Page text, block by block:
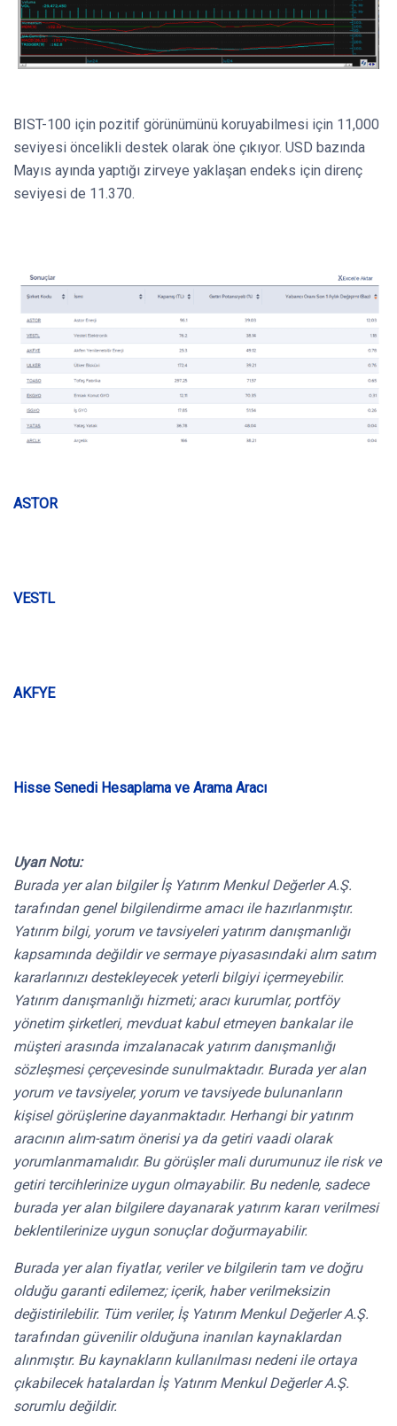
BIST-100 için pozitif görünümünü koruyabilmesi için 11,000
seviyesi öncelikli destek olarak öne çıkıyor. USD bazında
Mayıs ayında yaptığı zirveye yaklaşan endeks için direnç
seviyesi de 11.370.
ASTOR
VESTL
AKFYE
Hisse Senedi Hesaplama ve Arama Aracı
Uyarı Notu:
Burada yer alan bilgiler İş Yatırım Menkul Değerler A.Ş.
tarafından genel bilgilendirme amacı ile hazırlanmıştır.
Yatırım bilgi, yorum ve tavsiyeleri yatırım danışmanlığı
kapsamında değildir ve sermaye piyasasındaki alım satım
kararlarınızı destekleyecek yeterli bilgiyi içermeyebilir.
Yatırım danışmanlığı hizmeti; aracı kurumlar, portföy
yönetim şirketleri, mevduat kabul etmeyen bankalar ile
müşteri arasında imzalanacak yatırım danışmanlığı
sözleşmesi çerçevesinde sunulmaktadır. Burada yer alan
yorum ve tavsiyeler, yorum ve tavsiyede bulunanların
kişisel görüşlerine dayanmaktadır. Herhangi bir yatırım
aracının alım-satım önerisi ya da getiri vaadi olarak
yorumlanmamalıdır. Bu görüşler mali durumunuz ile risk ve
getiri tercihlerinize uygun olmayabilir. Bu nedenle, sadece
burada yer alan bilgilere dayanarak yatırım kararı verilmesi
beklentilerinize uygun sonuçlar doğurmayabilir.
Burada yer alan fiyatlar, veriler ve bilgilerin tam ve doğru
olduğu garanti edilemez; içerik, haber verilmeksizin
değistirilebilir. Tüm veriler, İş Yatırım Menkul Değerler A.Ş.
tarafından güvenilir olduğuna inanılan kaynaklardan
alınmıştır. Bu kaynakların kullanılması nedeni ile ortaya
çıkabilecek hatalardan İş Yatırım Menkul Değerler A.Ş.
sorumlu değildir.